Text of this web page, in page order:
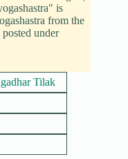
is
from the
under
Tilak